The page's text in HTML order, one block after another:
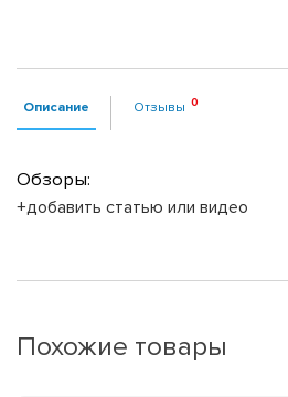
Описание Отзывы
Обзоры:
+добавить статью или видео
Похожие товары